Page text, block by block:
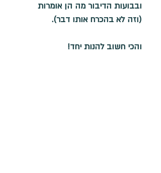
ובבועות הדיבור מה הן אומרות
(וזה לא בהכרח אותו דבר).